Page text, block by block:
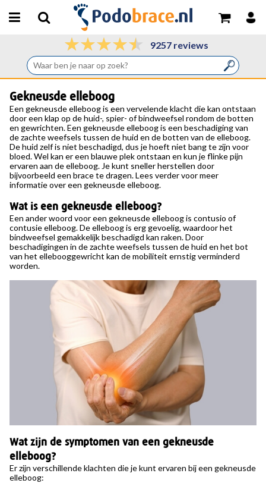
9257 reviews
Gekneusde elleboog
Een gekneusde elleboog is een vervelende klacht die kan ontstaan
door een klap op de huid-, spier- of bindweefsel rondom de botten
en gewrichten. Een gekneusde elleboog is een beschadiging van
de zachte weefsels tussen de huid en de botten van de elleboog.
De huid zelf is niet beschadigd, dus je hoeft niet bang te zijn voor
bloed. Wel kan er een blauwe plek ontstaan en kun je flinke pijn
ervaren aan de elleboog. Je kunt sneller herstellen door
bijvoorbeeld een brace te dragen. Lees verder voor meer
informatie over een gekneusde elleboog.
Wat is een gekneusde elleboog?
Een ander woord voor een gekneusde elleboog is contusio of
contusie elleboog. De elleboog is erg gevoelig, waardoor het
bindweefsel gemakkelijk beschadigd kan raken. Door
beschadigingen in de zachte weefsels tussen de huid en het bot
van het ellebooggewricht kan de mobiliteit ernstig verminderd
worden.
Wat zijn de symptomen van een gekneusde
elleboog?
Er zijn verschillende klachten die je kunt ervaren bij een gekneusde
elleboog: